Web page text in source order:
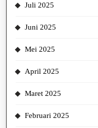
Juli 2025
Juni 2025
Mei 2025
April 2025
Maret 2025
Februari 2025